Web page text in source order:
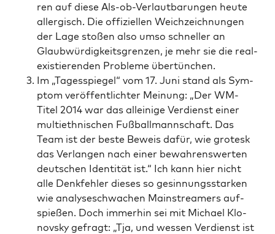
ren auf die­se Als-ob-Ver­laut­ba­run­gen heu­te
all­er­gisch. Die offi­zi­el­len Weich­zeich­nun­gen
der Lage sto­ßen also umso schnel­ler an
Glaub­wür­dig­keits­gren­zen, je mehr sie die real­
exis­tie­ren­den Pro­ble­me übertünchen.
Im „Tages­spie­gel“ vom 17. Juni stand als Sym­
ptom ver­öf­fent­lich­ter Mei­nung: „Der WM-
Titel 2014 war das allei­ni­ge Ver­dienst einer
mul­ti­eth­ni­schen Fuß­ball­mann­schaft. Das
Team ist der bes­te Beweis dafür, wie gro­tesk
das Ver­lan­gen nach einer bewah­rens­wer­ten
deut­schen Iden­ti­tät ist.“ Ich kann hier nicht
alle Denk­feh­ler die­ses so gesin­nungs­star­ken
wie ana­ly­se­schwa­chen Main­strea­mers auf­
spie­ßen. Doch immer­hin sei mit Micha­el Klo­
novs­ky gefragt: „Tja, und wes­sen Ver­dienst ist